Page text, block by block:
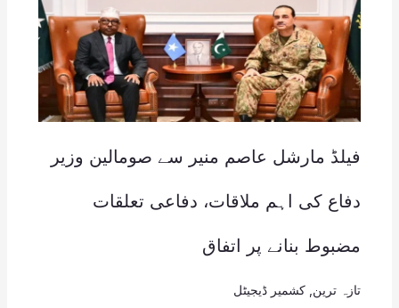
فیلڈ مارشل عاصم منیر سے صومالین وزیر
دفاع کی اہم ملاقات، دفاعی تعلقات
مضبوط بنانے پر اتفاق
تازہ ترین کشمیر ڈیجیٹل